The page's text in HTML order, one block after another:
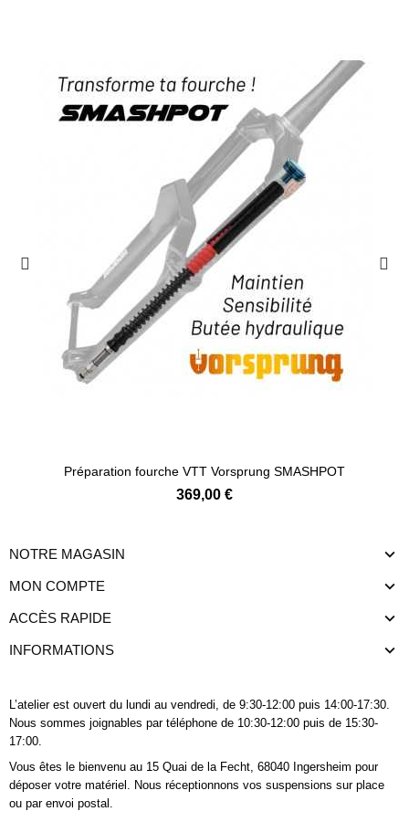
Préparation fourche VTT Vorsprung SMASHPOT
369,00 €
NOTRE MAGASIN
MON COMPTE
ACCÈS RAPIDE
INFORMATIONS
L’atelier est ouvert du lundi au vendredi, de 9:30-12:00 puis 14:00-17:30.
Nous sommes joignables par téléphone de 10:30-12:00 puis de 15:30-
17:00.
Vous êtes le bienvenu au 15 Quai de la Fecht, 68040 Ingersheim pour
déposer votre matériel. Nous réceptionnons vos suspensions sur place
ou par envoi postal.